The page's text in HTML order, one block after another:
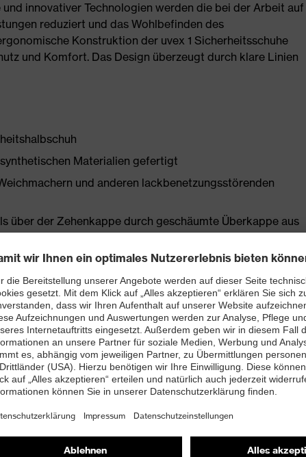
innovativer Technologien werden die bei der Arbeit auf
reduziert und das Wohlbefinden des
Konstruktion der uvex 1 Sicherheitsschuhe
und Komfort. Das Design überzeugt durch klare Linien
Materialien gefertigt
und anderen lackbenetzungsstörenden
über der Zehenkappe durch geschäumte Überkappe aus
Seil und Seilführungen) für eine präzise,
ein neu entwickelter Leisten ebenso beiträgt wie die
nahtfreie Schaftkonstruktion aus Hightech-Material
mit Feuchtigkeitstransportsystem und